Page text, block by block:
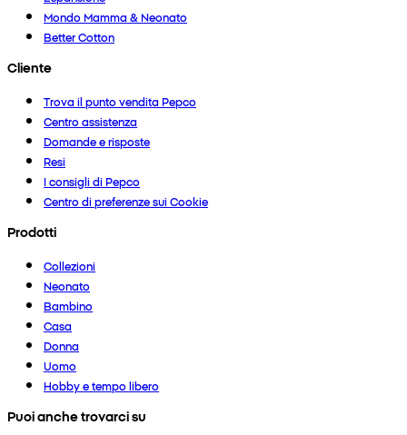
Mondo Mamma & Neonato
Better Cotton
Cliente
Trova il punto vendita Pepco
Centro assistenza
Domande e risposte
Resi
I consigli di Pepco
Centro di preferenze sui Cookie
Prodotti
Collezioni
Neonato
Bambino
Casa
Donna
Uomo
Hobby e tempo libero
Puoi anche trovarci su